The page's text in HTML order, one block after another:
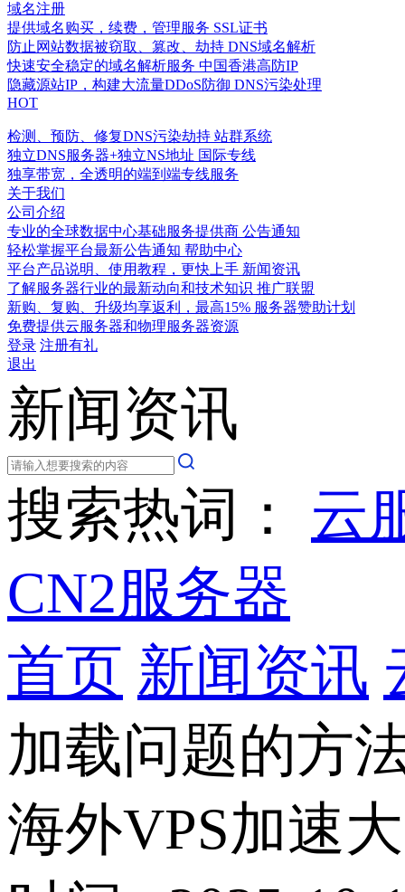
域名注册
提供域名购买，续费，管理服务 SSL证书
防止网站数据被窃取、篡改、劫持 DNS域名解析
快速安全稳定的域名解析服务 中国香港高防IP
隐藏源站IP，构建大流量DDoS防御 DNS污染处理
HOT
检测、预防、修复DNS污染劫持 站群系统
独立DNS服务器+独立NS地址 国际专线
独享带宽，全透明的端到端专线服务
关于我们
公司介绍
专业的全球数据中心基础服务提供商 公告通知
轻松掌握平台最新公告通知 帮助中心
平台产品说明、使用教程，更快上手 新闻资讯
了解服务器行业的最新动向和技术知识 推广联盟
新购、复购、升级均享返利，最高15% 服务器赞助计划
免费提供云服务器和物理服务器资源
登录 注册有礼
退出
新闻资讯
搜索热词： 云
CN2服务器
首页 新闻资讯
加载问题的方
海外VPS加速